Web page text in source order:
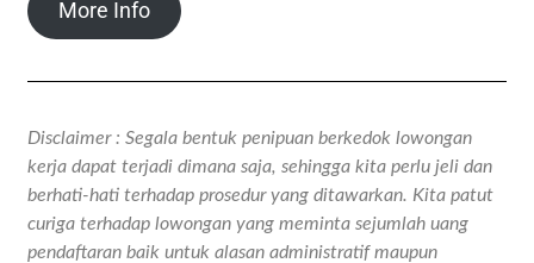
More Info
Disclaimer : Segala bentuk penipuan berkedok lowongan
kerja dapat terjadi dimana saja, sehingga kita perlu jeli dan
berhati-hati terhadap prosedur yang ditawarkan. Kita patut
curiga terhadap lowongan yang meminta sejumlah uang
pendaftaran baik untuk alasan administratif maupun